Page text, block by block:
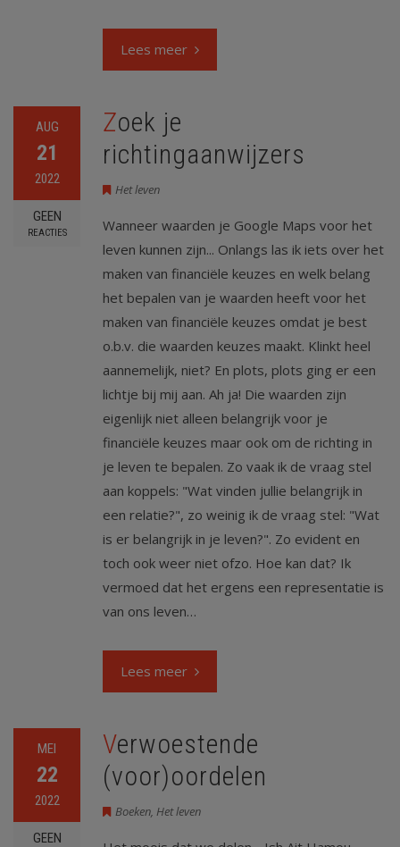
Lees meer
AUG
21
2022
GEEN
REACTIES
Zoek je
richtingaanwijzers
Het leven
Wanneer waarden je Google Maps voor het
leven kunnen zijn... Onlangs las ik iets over het
maken van financiële keuzes en welk belang
het bepalen van je waarden heeft voor het
maken van financiële keuzes omdat je best
o.b.v. die waarden keuzes maakt. Klinkt heel
aannemelijk, niet? En plots, plots ging er een
lichtje bij mij aan. Ah ja! Die waarden zijn
eigenlijk niet alleen belangrijk voor je
financiële keuzes maar ook om de richting in
je leven te bepalen. Zo vaak ik de vraag stel
aan koppels: "Wat vinden jullie belangrijk in
een relatie?", zo weinig ik de vraag stel: "Wat
is er belangrijk in je leven?". Zo evident en
toch ook weer niet ofzo. Hoe kan dat? Ik
vermoed dat het ergens een representatie is
van ons leven…
Lees meer
MEI
22
2022
GEEN
Verwoestende
(voor)oordelen
Boeken, Het leven